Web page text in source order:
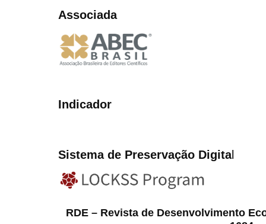
Associada
Indicador
Sistema de Preservação Digital
RDE – Revista de Desenvolvimento